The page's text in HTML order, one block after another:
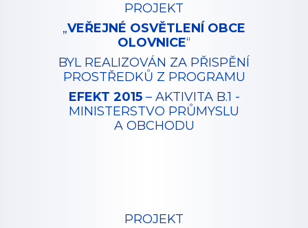
PROJEKT
„VEŘEJNÉ OSVĚTLENÍ OBCE
OLOVNICE“
BYL REALIZOVÁN ZA PŘISPĚNÍ
PROSTŘEDKŮ Z PROGRAMU
EFEKT 2015 – AKTIVITA B.1 -
MINISTERSTVO PRŮMYSLU
A OBCHODU
PROJEKT